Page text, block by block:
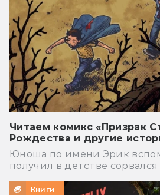
Читаем комикс «Призрак
Рождества и другие
Юноша по имени Эрик
получил в детстве сорвался
Книги